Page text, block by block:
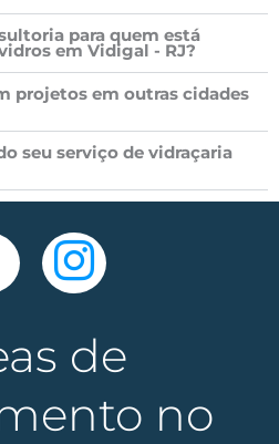
para quem está
em Vidigal - RJ?
projetos em outras cidades
seu serviço de vidraçaria
de
no